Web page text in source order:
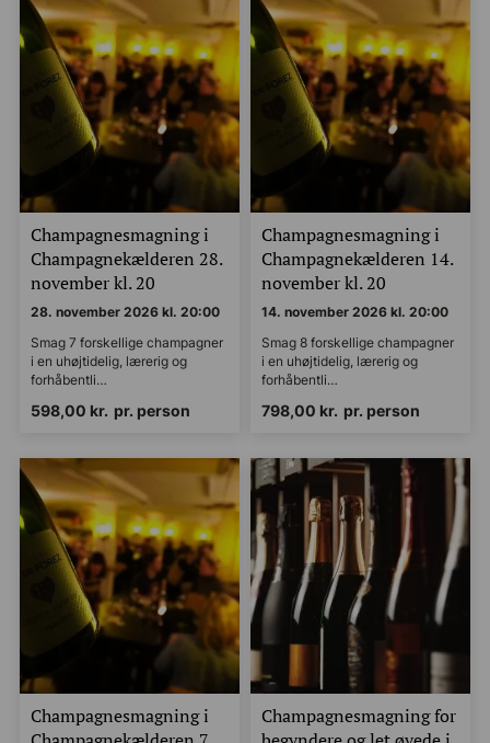
Champagnesmagning i
Champagnekælderen 28.
november kl. 20
28. november 2026 kl. 20:00
Smag 7 forskellige champagner
i en uhøjtidelig, lærerig og
forhåbentli…
598,00 kr. pr. person
Champagnesmagning i
Champagnekælderen 14.
november kl. 20
14. november 2026 kl. 20:00
Smag 8 forskellige champagner
i en uhøjtidelig, lærerig og
forhåbentli…
798,00 kr. pr. person
Champagnesmagning i
Champagnesmagning for